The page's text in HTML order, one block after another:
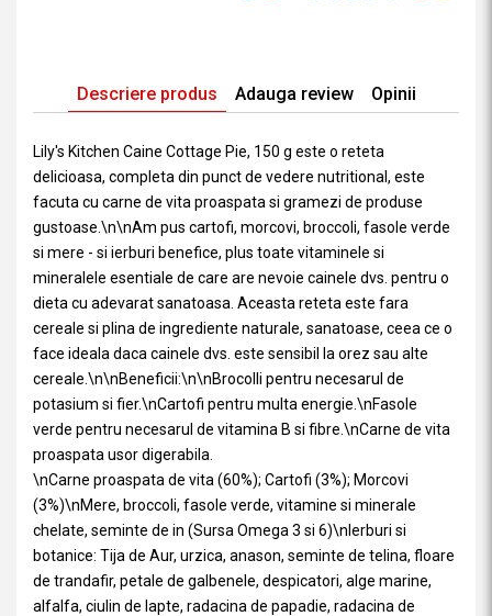
Descriere produs Adauga review Opinii
Lily's Kitchen Caine Cottage Pie, 150 g este o reteta
delicioasa, completa din punct de vedere nutritional, este
facuta cu carne de vita proaspata si gramezi de produse
gustoase.\n\nAm pus cartofi, morcovi, broccoli, fasole verde
si mere - si ierburi benefice, plus toate vitaminele si
mineralele esentiale de care are nevoie cainele dvs. pentru o
dieta cu adevarat sanatoasa. Aceasta reteta este fara
cereale si plina de ingrediente naturale, sanatoase, ceea ce o
face ideala daca cainele dvs. este sensibil la orez sau alte
cereale.\n\nBeneficii:\n\nBrocolli pentru necesarul de
potasium si fier.\nCartofi pentru multa energie.\nFasole
verde pentru necesarul de vitamina B si fibre.\nCarne de vita
proaspata usor digerabila.
\nCarne proaspata de vita (60%); Cartofi (3%); Morcovi
(3%)\nMere, broccoli, fasole verde, vitamine si minerale
chelate, seminte de in (Sursa Omega 3 si 6)\nIerburi si
botanice: Tija de Aur, urzica, anason, seminte de telina, floare
de trandafir, petale de galbenele, despicatori, alge marine,
alfalfa, ciulin de lapte, radacina de papadie, radacina de